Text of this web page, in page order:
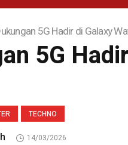
5G Hadir di Galaxy
5G
TECHNO
14/03/2026